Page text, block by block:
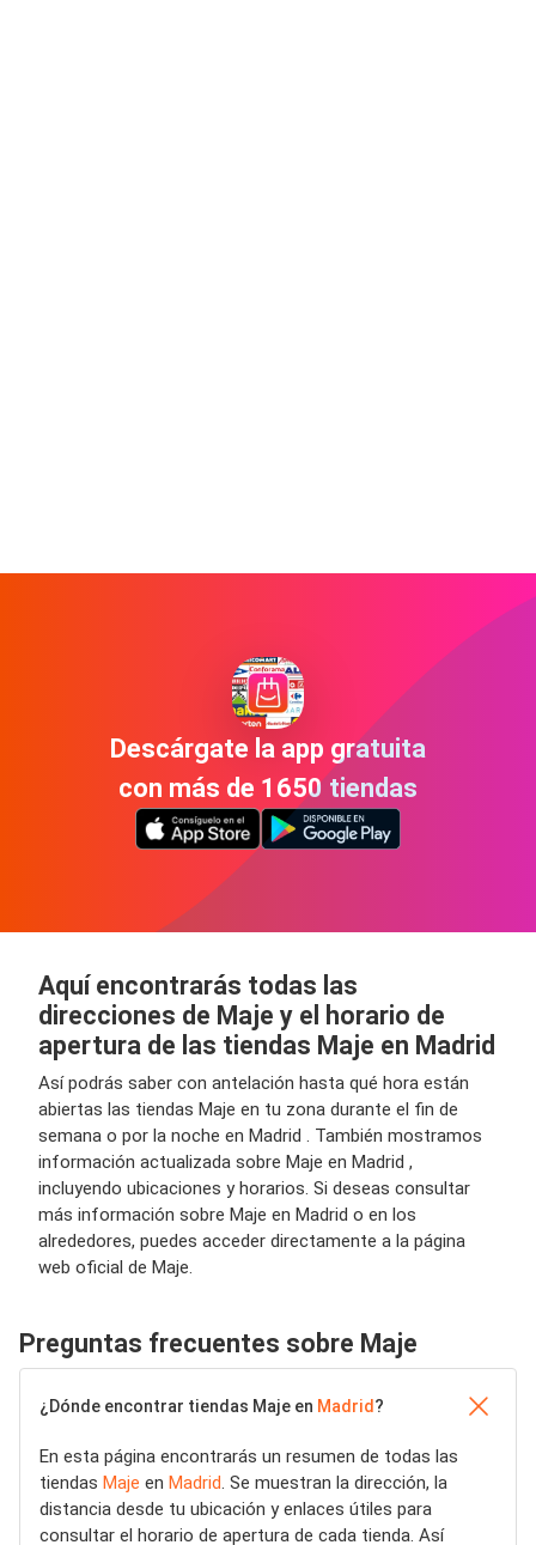
Descárgate la app gratuita
con más de 1650 tiendas
Aquí encontrarás todas las
direcciones de Maje y el horario de
apertura de las tiendas Maje en Madrid
Así podrás saber con antelación hasta qué hora están
abiertas las tiendas Maje en tu zona durante el fin de
semana o por la noche en Madrid . También mostramos
información actualizada sobre Maje en Madrid ,
incluyendo ubicaciones y horarios. Si deseas consultar
más información sobre Maje en Madrid o en los
alrededores, puedes acceder directamente a la página
web oficial de Maje.
Preguntas frecuentes sobre Maje
¿Dónde encontrar tiendas Maje en Madrid ?
En esta página encontrarás un resumen de todas las
tiendas Maje en Madrid. Se muestran la dirección, la
distancia desde tu ubicación y enlaces útiles para
consultar el horario de apertura de cada tienda. Así